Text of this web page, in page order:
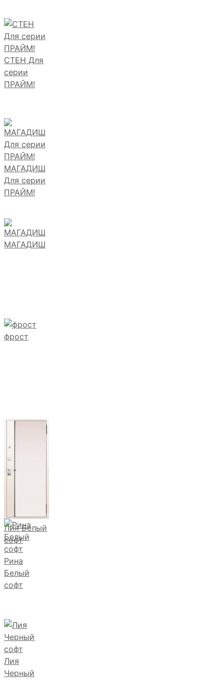
СТЕН Для
серии
ПРАЙМ!
МАГАДИШ
Для серии
ПРАЙМ!
МАГАДИШ
фрост
Лия Белый
софт
Рина
Белый
софт
Лия
Черный